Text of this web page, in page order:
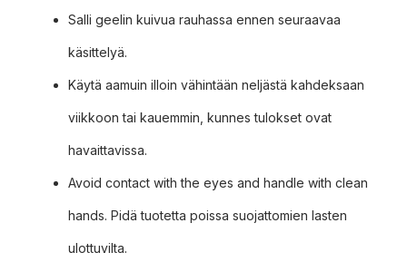
Salli geelin kuivua rauhassa ennen seuraavaa
käsittelyä.
Käytä aamuin illoin vähintään neljästä kahdeksaan
viikkoon tai kauemmin, kunnes tulokset ovat
havaittavissa.
Avoid contact with the eyes and handle with clean
hands. Pidä tuotetta poissa suojattomien lasten
ulottuvilta.